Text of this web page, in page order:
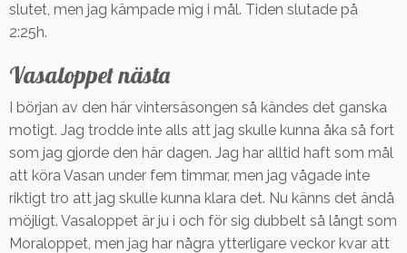
slutet, men jag kämpade mig i mål. Tiden slutade på
2:25h.
Vasaloppet nästa
I början av den här vintersäsongen så kändes det ganska
motigt. Jag trodde inte alls att jag skulle kunna åka så fort
som jag gjorde den här dagen. Jag har alltid haft som mål
att köra Vasan under fem timmar, men jag vågade inte
riktigt tro att jag skulle kunna klara det. Nu känns det ändå
möjligt. Vasaloppet är ju i och för sig dubbelt så långt som
Moraloppet, men jag har några ytterligare veckor kvar att